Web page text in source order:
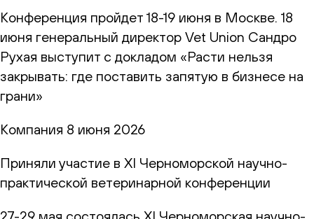
Конференция пройдет 18-19 июня в Москве. 18
июня генеральный директор Vet Union Сандро
Рухая выступит с докладом «Расти нельзя
закрывать: где поставить запятую в бизнесе на
грани»
Компания 8 июня 2026
Приняли участие в XI Черноморской научно-
практической ветеринарной конференции
27-29 мая состоялась XI Черноморская научно-